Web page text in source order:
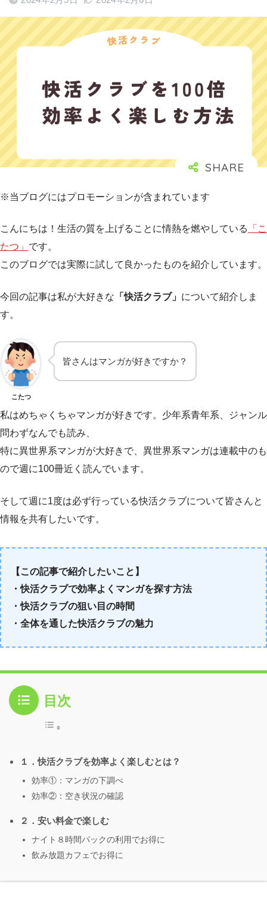
※当ブログにはプロモーションが含まれています
こんにちは！生活の質を上げることに情熱を燃やしている
「こ
たつ」 です。
このブログでは実際に試して良かったものを紹介しています。
今回の記事は私が大好きな 「快活クラブ」 について紹介しま
す。
こたつ
皆さんはマンガが好きですか？
私はめちゃくちゃマンガが好きです。少年系青年系、ジャンル
問わずなんでも読み、
特に異世界系マンガが大好きで、異世界系マンガは連載中のも
ので週に100冊近く読んでいます。
そして週に1度は必ず行っている快活クラブについて皆さんと
情報を共有したいです。
【この記事で紹介したいこと】
・快活クラブで効率よくマンガを探す方法
・快活クラブの狙い目の時間
・全体を通した快活クラブの魅力
目次
１．快活クラブを効率よく楽しむとは？
効率①：マンガの下調べ
効率②：空き状況の確認
２．安い料金で楽しむ
ナイト８時間パックの利用でお得に
飲み放題カフェでお得に